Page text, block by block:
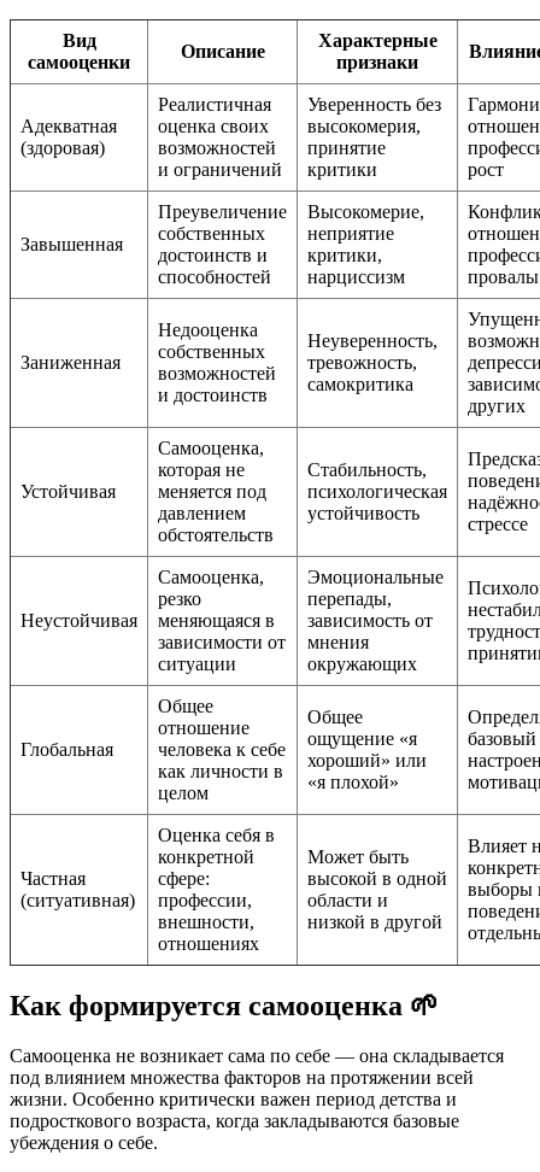
Вид
самооценки
Описание
Характерные
признаки
Адекватная
(здоровая)
Реалистичная
оценка своих
возможностей
и ограничений
Уверенность без
высокомерия,
принятие
критики
рост
Завышенная
Преувеличение
собственных
достоинств и
способностей
Высокомерие,
неприятие
критики,
нарциссизм
провалы
Заниженная
Недооценка
собственных
возможностей
и достоинств
Неуверенность,
тревожность,
самокритика
других
Устойчивая
Самооценка,
которая не
меняется под
давлением
обстоятельств
Стабильность,
психологическая
устойчивость
стрессе
Неустойчивая
Самооценка,
резко
меняющаяся в
зависимости от
ситуации
Эмоциональные
перепады,
зависимость от
мнения
окружающих
Глобальная
Общее
отношение
человека к себе
как личности в
целом
Общее
ощущение «я
хороший» или
«я плохой»
Частная
(ситуативная)
Оценка себя в
конкретной
сфере:
профессии,
внешности,
отношениях
Может быть
высокой в одной
области и
низкой в другой
Влияет
выборы
Как формируется самооценка 🌱
Самооценка не возникает сама по себе — она складывается
под влиянием множества факторов на протяжении всей
жизни. Особенно критически важен период детства и
подросткового возраста, когда закладываются базовые
убеждения о себе.